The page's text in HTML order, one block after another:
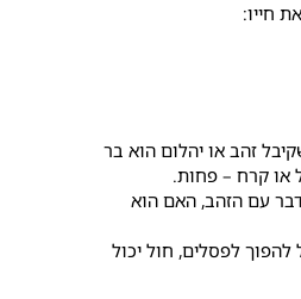
חייו:
זהב או יהלום הוא בר
או קרח – פחות.
עם הזהב, האם הוא
להפוך לפסלים, חול יכול